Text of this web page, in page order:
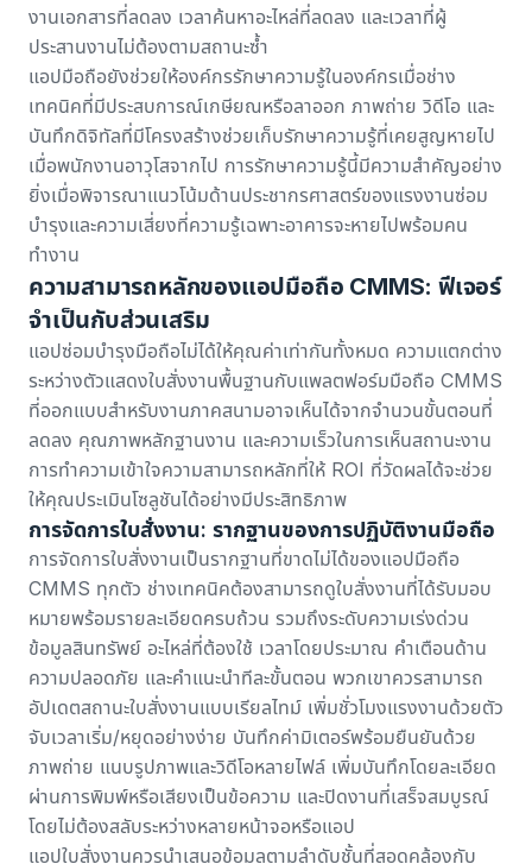
งานเอกสารที่ลดลง เวลาค้นหาอะไหล่ที่ลดลง และเวลาที่ผู้
ประสานงานไม่ต้องตามสถานะซ้ำ
แอปมือถือยังช่วยให้องค์กรรักษาความรู้ในองค์กรเมื่อช่าง
เทคนิคที่มีประสบการณ์เกษียณหรือลาออก ภาพถ่าย วิดีโอ และ
บันทึกดิจิทัลที่มีโครงสร้างช่วยเก็บรักษาความรู้ที่เคยสูญหายไป
เมื่อพนักงานอาวุโสจากไป การรักษาความรู้นี้มีความสำคัญอย่าง
ยิ่งเมื่อพิจารณาแนวโน้มด้านประชากรศาสตร์ของแรงงานซ่อม
บำรุงและความเสี่ยงที่ความรู้เฉพาะอาคารจะหายไปพร้อมคน
ทำงาน
ความสามารถหลักของแอปมือถือ CMMS: ฟีเจอร์
จำเป็นกับส่วนเสริม
แอปซ่อมบำรุงมือถือไม่ได้ให้คุณค่าเท่ากันทั้งหมด ความแตกต่าง
ระหว่างตัวแสดงใบสั่งงานพื้นฐานกับแพลตฟอร์มมือถือ CMMS
ที่ออกแบบสำหรับงานภาคสนามอาจเห็นได้จากจำนวนขั้นตอนที่
ลดลง คุณภาพหลักฐานงาน และความเร็วในการเห็นสถานะงาน
การทำความเข้าใจความสามารถหลักที่ให้ ROI ที่วัดผลได้จะช่วย
ให้คุณประเมินโซลูชันได้อย่างมีประสิทธิภาพ
การจัดการใบสั่งงาน: รากฐานของการปฏิบัติงานมือถือ
การจัดการใบสั่งงานเป็นรากฐานที่ขาดไม่ได้ของแอปมือถือ
CMMS ทุกตัว ช่างเทคนิคต้องสามารถดูใบสั่งงานที่ได้รับมอบ
หมายพร้อมรายละเอียดครบถ้วน รวมถึงระดับความเร่งด่วน
ข้อมูลสินทรัพย์ อะไหล่ที่ต้องใช้ เวลาโดยประมาณ คำเตือนด้าน
ความปลอดภัย และคำแนะนำทีละขั้นตอน พวกเขาควรสามารถ
อัปเดตสถานะใบสั่งงานแบบเรียลไทม์ เพิ่มชั่วโมงแรงงานด้วยตัว
จับเวลาเริ่ม/หยุดอย่างง่าย บันทึกค่ามิเตอร์พร้อมยืนยันด้วย
ภาพถ่าย แนบรูปภาพและวิดีโอหลายไฟล์ เพิ่มบันทึกโดยละเอียด
ผ่านการพิมพ์หรือเสียงเป็นข้อความ และปิดงานที่เสร็จสมบูรณ์
โดยไม่ต้องสลับระหว่างหลายหน้าจอหรือแอป
แอปใบสั่งงานควรนำเสนอข้อมูลตามลำดับชั้นที่สอดคล้องกับ